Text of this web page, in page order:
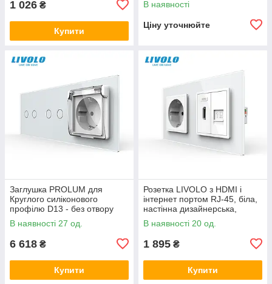
1 026 ₴
Купити
В наявності
Ціну уточнюйте
Заглушка PROLUM для
Круглого силіконового
профілю D13 - без отвору
В наявності 27 од.
6 618 ₴
Купити
Розетка LIVOLO з HDMI і
інтернет портом RJ-45, біла,
настінна дизайнерська,
скляна рамка
В наявності 20 од.
1 895 ₴
Купити